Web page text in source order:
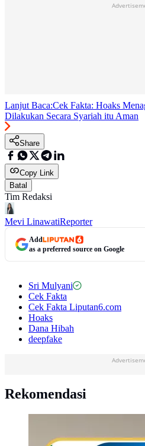
Lanjut Baca:Cek Fakta: Hoaks
Dilakukan Secara Syariah itu Aman
Share
Copy Link
Batal
Tim Redaksi
Mevi LinawatiReporter
Add
as a preferred source on Google
Sri Mulyani
Cek Fakta
Cek Fakta Liputan6.com
Hoaks
Dana Hibah
deepfake
Rekomendasi